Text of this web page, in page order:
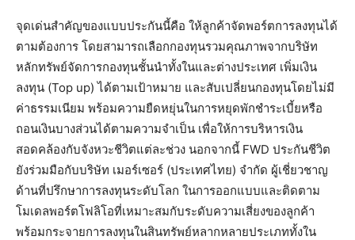
จุดเด่นสำคัญของแบบประกันนี้คือ ให้ลูกค้าจัดพอร์ตการลงทุนได้
ตามต้องการ โดยสามารถเลือกกองทุนรวมคุณภาพจากบริษัท
หลักทรัพย์จัดการกองทุนชั้นนำทั้งในและต่างประเทศ เพิ่มเงิน
ลงทุน (Top up) ได้ตามเป้าหมาย และสับเปลี่ยนกองทุนโดยไม่มี
ค่าธรรมเนียม พร้อมความยืดหยุ่นในการหยุดพักชำระเบี้ยหรือ
ถอนเงินบางส่วนได้ตามความจำเป็น เพื่อให้การบริหารเงิน
สอดคล้องกับจังหวะชีวิตแต่ละช่วง นอกจากนี้ FWD ประกันชีวิต
ยังร่วมมือกับบริษัท เมอร์เซอร์ (ประเทศไทย) จำกัด ผู้เชี่ยวชาญ
ด้านที่ปรึกษาการลงทุนระดับโลก ในการออกแบบและติดตาม
โมเดลพอร์ตโฟลิโอที่เหมาะสมกับระดับความเสี่ยงของลูกค้า
พร้อมกระจายการลงทุนในสินทรัพย์หลากหลายประเภททั้งใน